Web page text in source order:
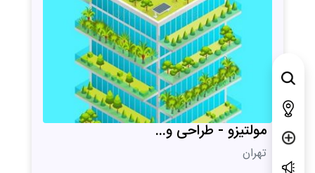
مولتیزو - طراحی و...
تهران